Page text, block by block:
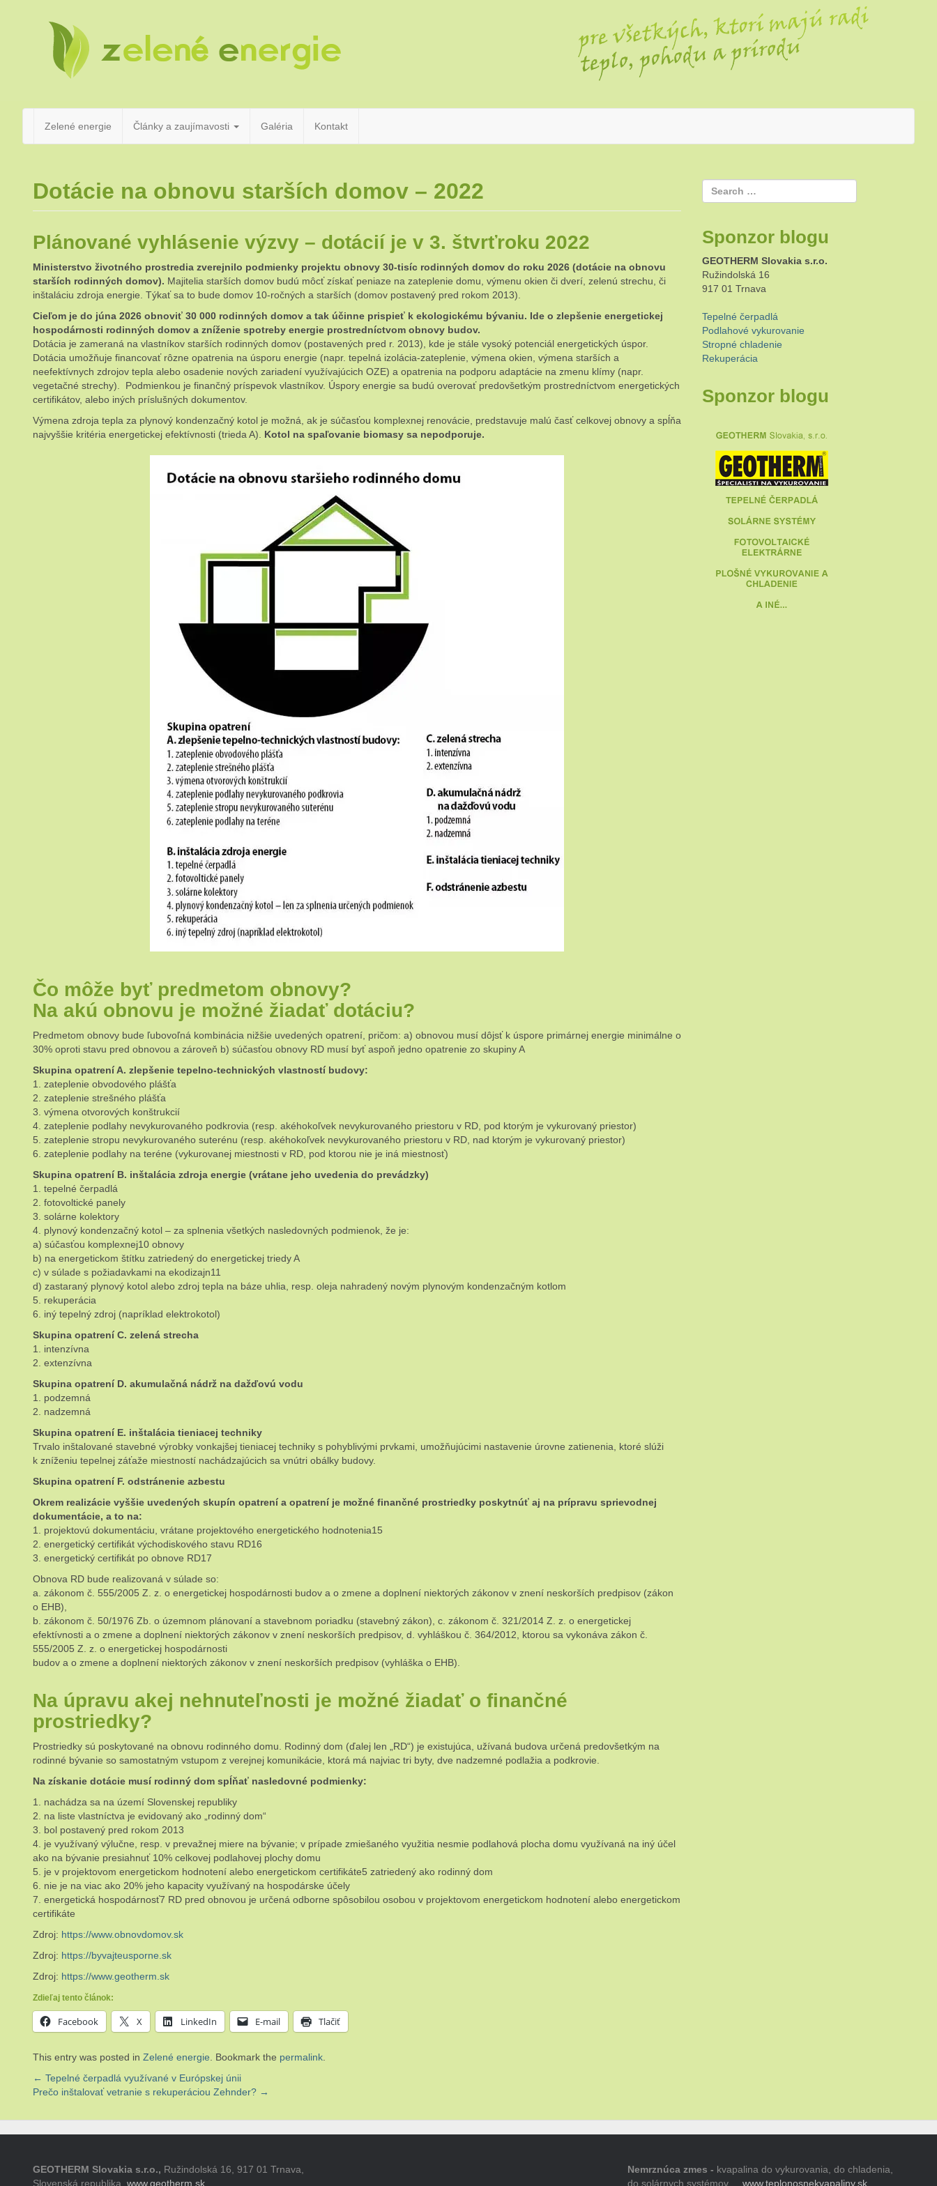
Zelené
energie
všetkých,
majú radi
Zelené energie
Články a zaujímavosti Galéria Kontakt
Dotácie na obnovu starších domov – 2022
Plánované vyhlásenie výzvy – dotácií je v 3. štvrťroku 2022
Ministerstvo životného prostredia zverejnilo podmienky projektu obnovy 30-tisíc rodinných domov do roku 2026 (dotácie na obnovu
starších rodinných domov). Majitelia starších domov budú môcť získať peniaze na zateplenie domu, výmenu okien či dverí, zelenú strechu, či
inštaláciu zdroja energie. Týkať sa to bude domov 10-ročných a starších (domov postavený pred rokom 2013).
Cieľom je do júna 2026 obnoviť 30 000 rodinných domov a tak účinne prispieť k ekologickému bývaniu. Ide o zlepšenie energetickej
hospodárnosti rodinných domov a zníženie spotreby energie prostredníctvom obnovy budov.
Dotácia je zameraná na vlastníkov starších rodinných domov (postavených pred r. 2013), kde je stále vysoký potenciál energetických úspor.
Dotácia umožňuje financovať rôzne opatrenia na úsporu energie (napr. tepelná izolácia-zateplenie, výmena okien, výmena starších a
neefektívnych zdrojov tepla alebo osadenie nových zariadení využívajúcich OZE) a opatrenia na podporu adaptácie na zmenu klímy (napr.
vegetačné strechy). Podmienkou je finančný príspevok vlastníkov. Úspory energie sa budú overovať predovšetkým prostredníctvom energetických
certifikátov, alebo iných príslušných dokumentov.
Výmena zdroja tepla za plynový kondenzačný kotol je možná, ak je súčasťou komplexnej renovácie, predstavuje malú časť celkovej obnovy a spĺňa
najvyššie kritéria energetickej efektívnosti (trieda A). Kotol na spaľovanie biomasy sa nepodporuje.
Čo môže byť predmetom obnovy?
Na akú obnovu je možné žiadať dotáciu?
Predmetom obnovy bude ľubovoľná kombinácia nižšie uvedených opatrení, pričom: a) obnovou musí dôjsť k úspore primárnej energie minimálne o
30% oproti stavu pred obnovou a zároveň b) súčasťou obnovy RD musí byť aspoň jedno opatrenie zo skupiny A
Skupina opatrení A. zlepšenie tepelno-technických vlastností budovy:
1. zateplenie obvodového plášťa
2. zateplenie strešného plášťa
3. výmena otvorových konštrukcií
4. zateplenie podlahy nevykurovaného podkrovia (resp. akéhokoľvek nevykurovaného priestoru v RD, pod ktorým je vykurovaný priestor)
5. zateplenie stropu nevykurovaného suterénu (resp. akéhokoľvek nevykurovaného priestoru v RD, nad ktorým je vykurovaný priestor)
6. zateplenie podlahy na teréne (vykurovanej miestnosti v RD, pod ktorou nie je iná miestnosť)
Skupina opatrení B. inštalácia zdroja energie (vrátane jeho uvedenia do prevádzky)
1. tepelné čerpadlá
2. fotovoltické panely
3. solárne kolektory
4. plynový kondenzačný kotol – za splnenia všetkých nasledovných podmienok, že je:
a) súčasťou komplexnej10 obnovy
b) na energetickom štítku zatriedený do energetickej triedy A
c) v súlade s požiadavkami na ekodizajn11
d) zastaraný plynový kotol alebo zdroj tepla na báze uhlia, resp. oleja nahradený novým plynovým kondenzačným kotlom
5. rekuperácia
6. iný tepelný zdroj (napríklad elektrokotol)
Skupina opatrení C. zelená strecha
1. intenzívna
2. extenzívna
Skupina opatrení D. akumulačná nádrž na dažďovú vodu
1. podzemná
2. nadzemná
Skupina opatrení E. inštalácia tieniacej techniky
Trvalo inštalované stavebné výrobky vonkajšej tieniacej techniky s pohyblivými prvkami, umožňujúcimi nastavenie úrovne zatienenia, ktoré slúži
k zníženiu tepelnej záťaže miestností nachádzajúcich sa vnútri obálky budovy.
Skupina opatrení F. odstránenie azbestu
Okrem realizácie vyššie uvedených skupín opatrení a opatrení je možné finančné prostriedky poskytnúť aj na prípravu sprievodnej
dokumentácie, a to na:
1. projektovú dokumentáciu, vrátane projektového energetického hodnotenia15
2. energetický certifikát východiskového stavu RD16
3. energetický certifikát po obnove RD17
Obnova RD bude realizovaná v súlade so:
a. zákonom č. 555/2005 Z. z. o energetickej hospodárnosti budov a o zmene a doplnení niektorých zákonov v znení neskorších predpisov (zákon
o EHB),
b. zákonom č. 50/1976 Zb. o územnom plánovaní a stavebnom poriadku (stavebný zákon), c. zákonom č. 321/2014 Z. z. o energetickej
efektívnosti a o zmene a doplnení niektorých zákonov v znení neskorších predpisov, d. vyhláškou č. 364/2012, ktorou sa vykonáva zákon č.
555/2005 Z. z. o energetickej hospodárnosti
budov a o zmene a doplnení niektorých zákonov v znení neskorších predpisov (vyhláška o EHB).
Na úpravu akej nehnuteľnosti je možné žiadať o finančné
prostriedky?
Prostriedky sú poskytované na obnovu rodinného domu. Rodinný dom (ďalej len „RD“) je existujúca, užívaná budova určená predovšetkým na
rodinné bývanie so samostatným vstupom z verejnej komunikácie, ktorá má najviac tri byty, dve nadzemné podlažia a podkrovie.
Na získanie dotácie musí rodinný dom spĺňať nasledovné podmienky:
1. nachádza sa na území Slovenskej republiky
2. na liste vlastníctva je evidovaný ako „rodinný dom“
3. bol postavený pred rokom 2013
4. je využívaný výlučne, resp. v prevažnej miere na bývanie; v prípade zmiešaného využitia nesmie podlahová plocha domu využívaná na iný účel
ako na bývanie presiahnuť 10% celkovej podlahovej plochy domu
5. je v projektovom energetickom hodnotení alebo energetickom certifikáte5 zatriedený ako rodinný dom
6. nie je na viac ako 20% jeho kapacity využívaný na hospodárske účely
7. energetická hospodárnosť7 RD pred obnovou je určená odborne spôsobilou osobou v projektovom energetickom hodnotení alebo energetickom
certifikáte
Zdroj: https://www.obnovdomov.sk
Zdroj: https://byvajteusporne.sk
Zdroj: https://www.geotherm.sk
Zdieľaj tento článok:
Facebook X LinkedIn E-mail Tlačiť
This entry was posted in Zelené energie . Bookmark the permalink
Post
← Tepelné čerpadlá využívané v Európskej únii
Prečo inštalovať vetranie s rekuperáciou Zehnder? →
Sponzor blogu
GEOTHERM Slovakia s.r.o.
Ružindolská 16
917 01 Trnava
Tepelné čerpadlá
Podlahové vykurovanie
Stropné chladenie
Rekuperácia
Sponzor blogu
GEOTHERM Slovakia s.r.o., Ružindolská 16, 917 01 Trnava,
Slovenská republika, www.geotherm.sk
Nemrznúca zmes - kvapalina do vykurovania, do chladenia,
do solárnych systémov ...www.teplonosnekvapaliny.sk